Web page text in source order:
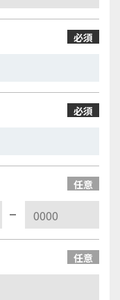
必須
必須
任意
任意